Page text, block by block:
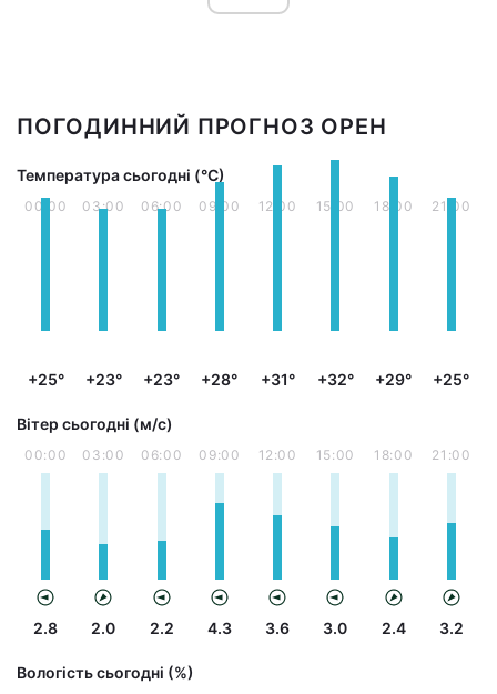
ПОГОДИННИЙ ПРОГНОЗ ОРЕН
Температура сьогодні (°С)
00:00
+25°
03:00
+23°
06:00
+23°
09:00
+28°
12:00
+31°
15:00
+32°
18:00
+29°
21:00
+25°
Вітер сьогодні (м/с)
00:00
2.8
03:00
2.0
06:00
2.2
09:00
4.3
12:00
3.6
15:00
3.0
18:00
2.4
21:00
3.2
Вологість сьогодні (%)